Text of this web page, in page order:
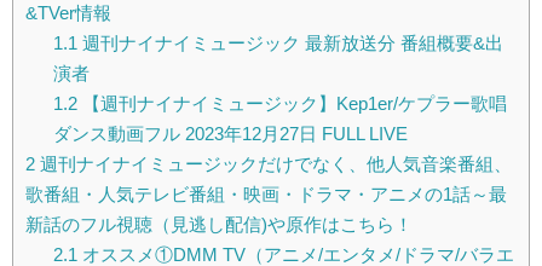
&TVer情報
1.1 週刊ナイナイミュージック 最新放送分 番組概要&出
演者
1.2【週刊ナイナイミュージック】Kep1er/ケプラー歌唱
ダンス動画フル 2023年12月27日 FULL LIVE
2 週刊ナイナイミュージックだけでなく、他人気音楽番組、
歌番組・人気テレビ番組・映画・ドラマ・アニメの1話～最
新話のフル視聴（見逃し配信)や原作はこちら！
2.1 オススメ①DMM TV（アニメ/エンタメ/ドラマ/バラエ